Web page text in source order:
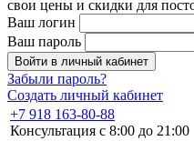
свои цены и скидки для
Ваш логин
Ваш пароль
Войти в личный кабинет
Забыли пароль?
Создать личный кабинет
+7 918 163-80-88
Консультация с 8:00 до 21:00